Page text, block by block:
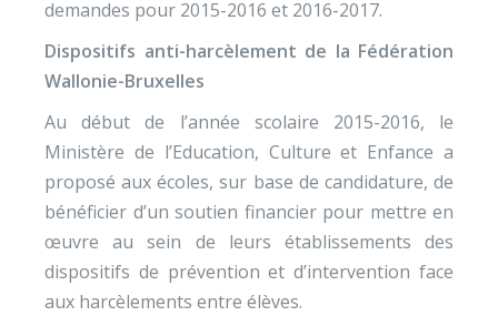
demandes pour 2015-2016 et 2016-2017.
Dispositifs anti-harcèlement de la Fédération
Wallonie-Bruxelles
Au début de l’année scolaire 2015-2016, le
Ministère de l’Education, Culture et Enfance a
proposé aux écoles, sur base de candidature, de
bénéficier d’un soutien financier pour mettre en
œuvre au sein de leurs établissements des
dispositifs de prévention et d’intervention face
aux harcèlements entre élèves.